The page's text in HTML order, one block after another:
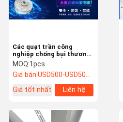
Các quạt trần công
nghiệp chống bụi thương
mại
MOQ:1pcs
Giá bán:USD500-USD5000/SET
Giá tốt nhất
Liên hệ